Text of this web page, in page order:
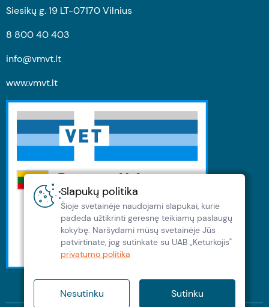
Slapukų politika
Šioje svetainėje naudojami slapukai, kurie
padeda užtikrinti geresnę teikiamų paslaugų
kokybę. Naršydami müsų svetainėje Jūs
patvirtinate, jog sutinkate su UAB „Keturkojis"
privatumo politika
Nesutinku Sutinku
Siesikų g. 19 LT-07170 Vilnius
8 800 40 403
info@vmvt.lt
www.vmvt.lt